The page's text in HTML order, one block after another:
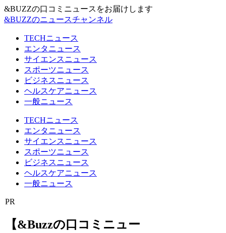
&BUZZの口コミニュースをお届けします
&BUZZのニュースチャンネル
TECHニュース
エンタニュース
サイエンスニュース
スポーツニュース
ビジネスニュース
ヘルスケアニュース
一般ニュース
TECHニュース
エンタニュース
サイエンスニュース
スポーツニュース
ビジネスニュース
ヘルスケアニュース
一般ニュース
PR
【&Buzzの口コミニュー